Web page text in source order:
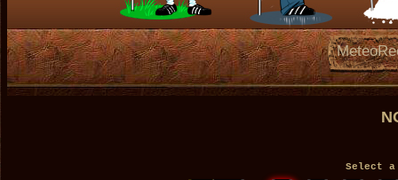
Select a